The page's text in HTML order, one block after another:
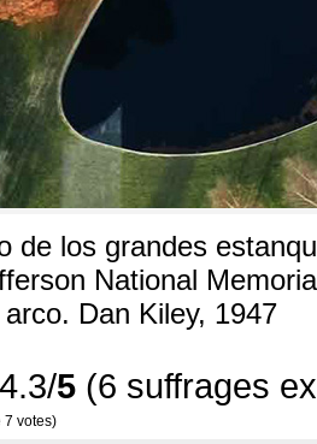
de los grandes
National
. Dan Kiley, 1947
5 (6 suffrages
7 votes)